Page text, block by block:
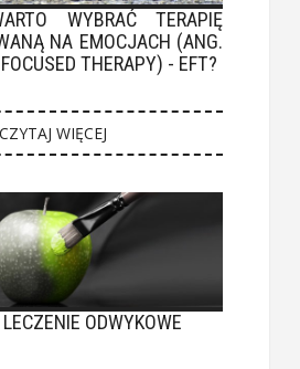
WYBRAĆ TERAPIĘ
NA EMOCJACH (ANG.
THERAPY) - EFT?
CZYTAJ WIĘCEJ
ODWYKOWE